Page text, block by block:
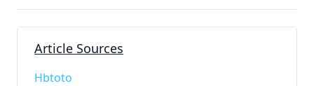
Article Sources
Hbtoto